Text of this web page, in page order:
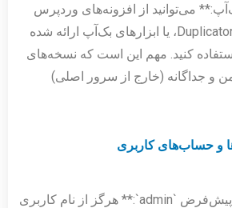
می‌توانید از افزونه‌های وردپرس
مانند UpdraftPlus یا Duplicator، یا ابزارهای بک‌آپ ارائه شده
کنید. مهم این است که نسخه‌های
و جداگانه (خارج از سرور اصلی)
و حساب‌های کاربری
* **حذف حساب‌های پیش‌فرض `admin`:** هرگز از نام کاربری